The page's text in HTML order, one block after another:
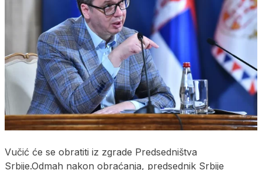
Vučić će se obratiti iz zgrade Predsedništva
Srbije.Odmah nakon obraćanja, predsednik Srbije